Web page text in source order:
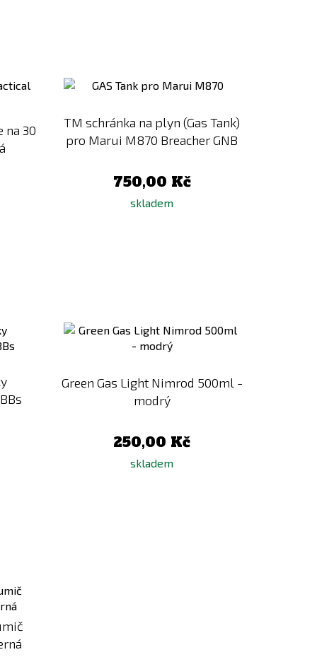
na 30
k
TM schránka na plyn (Gas Tank)
pro Marui M870 Breacher GNB
750,00 Kč
skladem
Green Gas Light Nimrod 500ml -
modrý
250,00 Kč
skladem
k